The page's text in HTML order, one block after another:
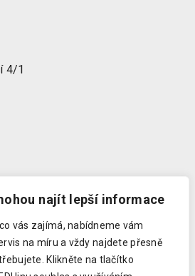
najít lepší informace
vás zajímá, nabídneme vám
na míru a vždy najdete přesně
Klikněte na tlačítko
4/1